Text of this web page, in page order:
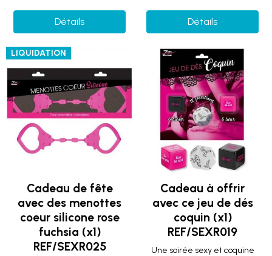
Détails Détails
LIQUIDATION
Cadeau de fête
avec des menottes
coeur silicone rose
fuchsia (x1)
REF/SEXR025
Cadeau à offrir
avec ce jeu de dés
coquin (x1)
REF/SEXR019
Une soirée sexy et coquine